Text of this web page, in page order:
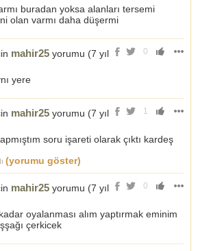
buradan yoksa alanları tersemi
olan varmı daha düşermi
0
mahir25 yorumu (7 yıl
yere
1
mahir25 yorumu (7 yıl
soru işareti olarak çıktı kardeş
(yorumu göster)
0
mahir25 yorumu (7 yıl
oyalanması alım yaptırmak eminim
çerkicek